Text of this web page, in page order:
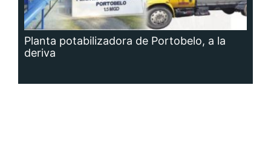
Planta potabilizadora de Portobelo, a la
deriva